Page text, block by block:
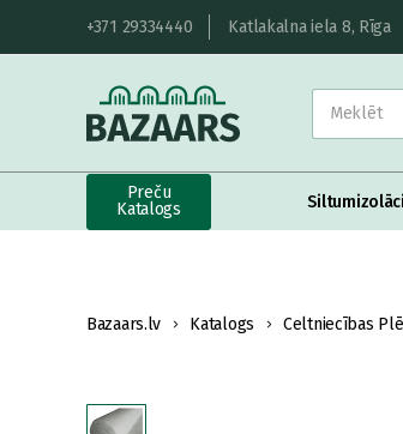
+371 29334440 Katlakalna iela 8, Rīga
Preču
Katalogs
Bazaars.lv Katalogs Celtniecības